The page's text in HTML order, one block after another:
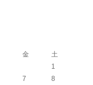
金
土
1
7
8